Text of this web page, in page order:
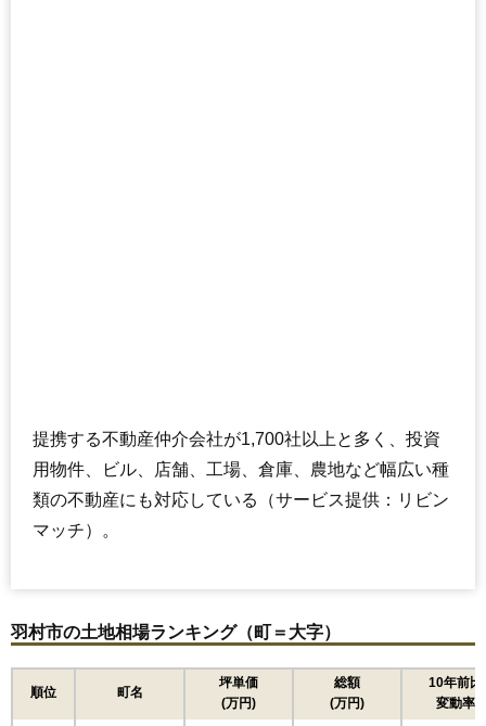
提携する不動産仲介会社が1,700社以上と多く、投資
用物件、ビル、店舗、工場、倉庫、農地など幅広い種
類の不動産にも対応している（サービス提供：リビン
マッチ）。
羽村市の土地相場ランキング（町＝大字）
順位 町名
坪単価
(万円)
総額
(万円)
10年前比
変動率